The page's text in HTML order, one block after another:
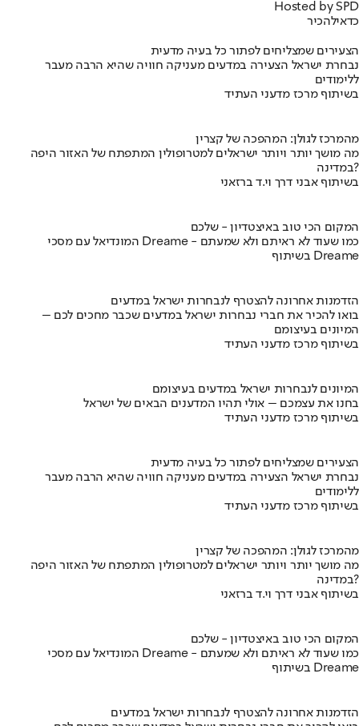
Hosted by SPD
כדאילהכיר
הצעירים שמצליחים לפתור כל בעיה מדעית
נבחרת ישראל הצעירה במדעים מעניקה חוויה שהיא הרבה מעבר
ללימודים
בשיתוף מרכז מדעני העתיד
מהמרכז לגולן: המהפכה של קצרין
מה מושך יותר ויותר ישראלים למטרופולין המתפתח של האזור היפה
במדינה?
בשיתוף אבני דרך וי.ד ברזאני
המקום הכי טוב באיצטדיון - שלכם
המונדיאל עם מסכי Dreame - כמו שעוד לא ראיתם ולא שמעתם
בשיתוף Dreame
הזדמנות אחרונה להצטרף לנבחרות ישראל במדעים
בואו להכיר את חברי נבחרות ישראל במדעים שכבר מחכים לכם –
המיונים בעיצומם
בשיתוף מרכז מדעני העתיד
המיונים לנבחרות ישראל במדעים בעיצומם
בחנו את עצמכם – אולי תהיו המדענים הבאים של ישראל
בשיתוף מרכז מדעני העתיד
הצעירים שמצליחים לפתור כל בעיה מדעית
נבחרת ישראל הצעירה במדעים מעניקה חוויה שהיא הרבה מעבר
ללימודים
בשיתוף מרכז מדעני העתיד
מהמרכז לגולן: המהפכה של קצרין
מה מושך יותר ויותר ישראלים למטרופולין המתפתח של האזור היפה
במדינה?
בשיתוף אבני דרך וי.ד ברזאני
המקום הכי טוב באיצטדיון - שלכם
המונדיאל עם מסכי Dreame - כמו שעוד לא ראיתם ולא שמעתם
בשיתוף Dreame
הזדמנות אחרונה להצטרף לנבחרות ישראל במדעים